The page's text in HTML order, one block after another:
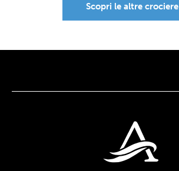
Scopri le altre crociere